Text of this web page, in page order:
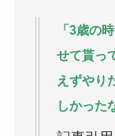
「3歳の
せて貰っ
えずやり
しかった